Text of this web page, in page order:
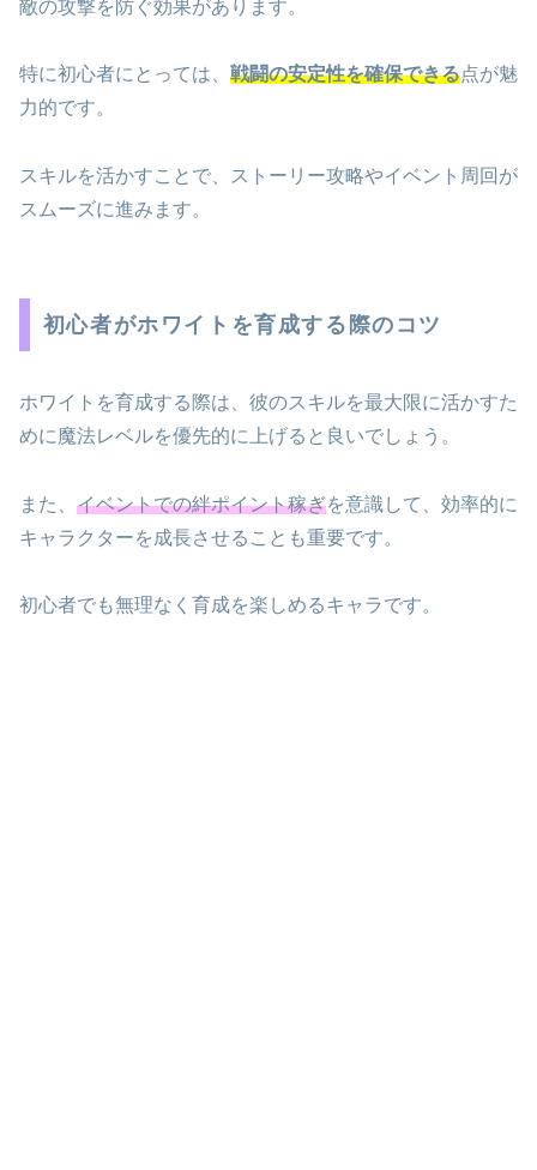
敵の攻撃を防ぐ効果があります。
特に初心者にとっては、 戦闘の安定性を確保できる点が魅
力的です。
スキルを活かすことで、ストーリー攻略やイベント周回が
スムーズに進みます。
初心者がホワイトを育成する際のコツ
ホワイトを育成する際は、彼のスキルを最大限に活かすた
めに魔法レベルを優先的に上げると良いでしょう。
また、 イベントでの絆ポイント稼ぎを意識して、効率的に
キャラクターを成長させることも重要です。
初心者でも無理なく育成を楽しめるキャラです。